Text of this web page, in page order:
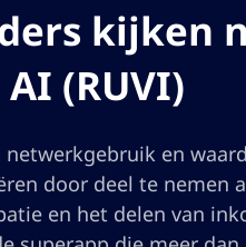
kijken
(RUVI)
netwerkgebruik en
door deel te nemen
en het delen van